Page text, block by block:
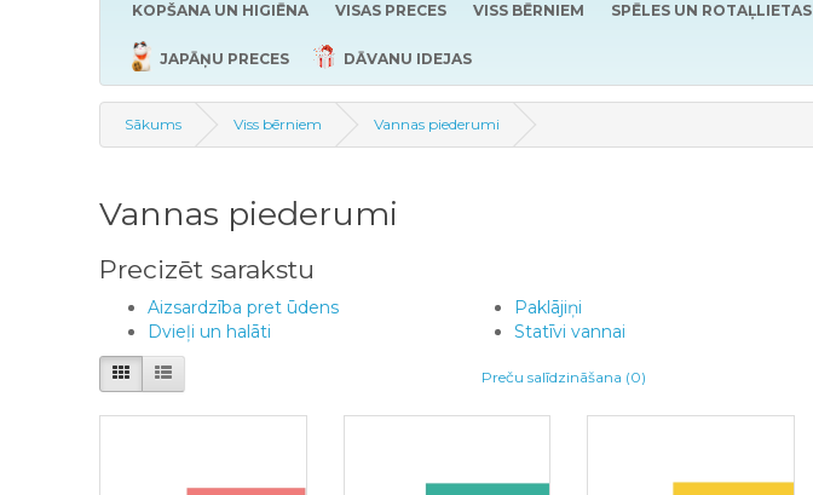
KOPŠANA UN HIGIĒNA VISAS PRECES VISS BĒRNIEM SPĒLES UN ROTAĻLIETAS
JAPĀŅU PRECES DĀVANU IDEJAS
Sākums Viss bērniem Vannas piederumi
Vannas piederumi
Precizēt sarakstu
Aizsardzība pret ūdens
Dvieļi un halāti
Paklājiņi
Statīvi vannai
Preču salīdzināšana (0)